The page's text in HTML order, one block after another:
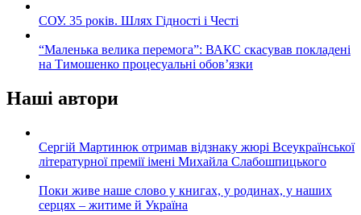
СОУ. 35 років. Шлях Гідності і Честі
“Маленька велика перемога”: ВАКС скасував покладені
на Тимошенко процесуальні обов’язки
Наші автори
Сергій Мартинюк отримав відзнаку жюрі Всеукраїнської
літературної премії імені Михайла Слабошпицького
Поки живе наше слово у книгах, у родинах, у наших
серцях – житиме й Україна